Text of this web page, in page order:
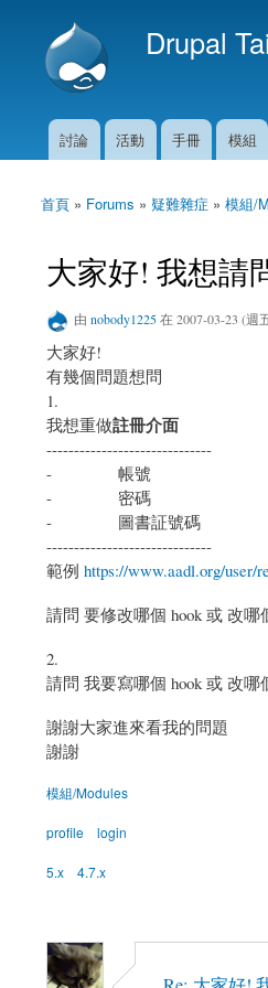
Drupal
主選單
討論 活動 手冊 模組
您在這裡
首頁 » Forums » 疑難雜症 » 模組/
大家好! 我想請
由 nobody1225在 2007-03-23 (週
大家好!
有幾個問題想問
1.
我想重做註冊介面
------------------------------
- 帳號
- 密碼
- 圖書証號
------------------------------
範例 https://www.aadl.org/user/
請問 要修改哪個 hook 或 改哪
2.
請問 我要寫哪個 hook 或 改哪
謝謝大家進來看我的問題
謝謝
模組/Modules
profile login
5.x 4.7.x